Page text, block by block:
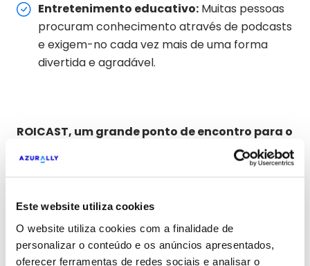
Este website utiliza cookies
O website utiliza cookies com a finalidade de
personalizar o conteúdo e os anúncios apresentados,
oferecer ferramentas de redes sociais e analisar o
Entretenimento educativo: Muitas pessoas
procuram conhecimento através de podcasts
e exigem-no cada vez mais de uma forma
divertida e agradável.
ROICAST, um grande ponto de encontro para o
que o podcasting era o instrumento perfeito para
num mundo tão em mudança como o mundo do
marketing digital. E, como sempre, nem sequer